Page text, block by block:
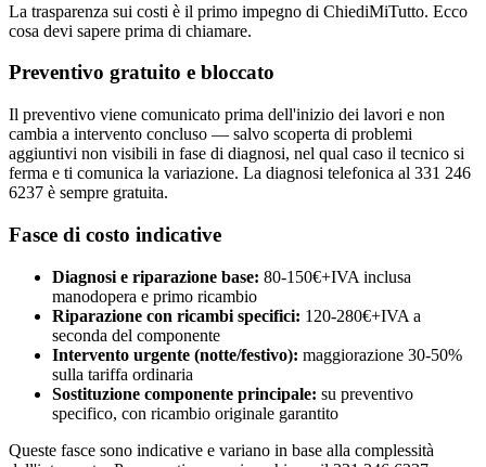
La trasparenza sui costi è il primo impegno di ChiediMiTutto. Ecco
cosa devi sapere prima di chiamare.
Preventivo gratuito e bloccato
Il preventivo viene comunicato prima dell'inizio dei lavori e non
cambia a intervento concluso — salvo scoperta di problemi
aggiuntivi non visibili in fase di diagnosi, nel qual caso il tecnico si
ferma e ti comunica la variazione. La diagnosi telefonica al 331 246
6237 è sempre gratuita.
Fasce di costo indicative
Diagnosi e riparazione base: 80-150€+IVA inclusa
manodopera e primo ricambio
Riparazione con ricambi specifici: 120-280€+IVA a
seconda del componente
Intervento urgente (notte/festivo): maggiorazione 30-50%
sulla tariffa ordinaria
Sostituzione componente principale: su preventivo
specifico, con ricambio originale garantito
Queste fasce sono indicative e variano in base alla complessità